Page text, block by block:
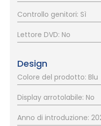
Controllo genitori: Sì
Lettore DVD: No
Design
Colore del prodotto: Blu
Display arrotolabile: No
Anno di introduzione: